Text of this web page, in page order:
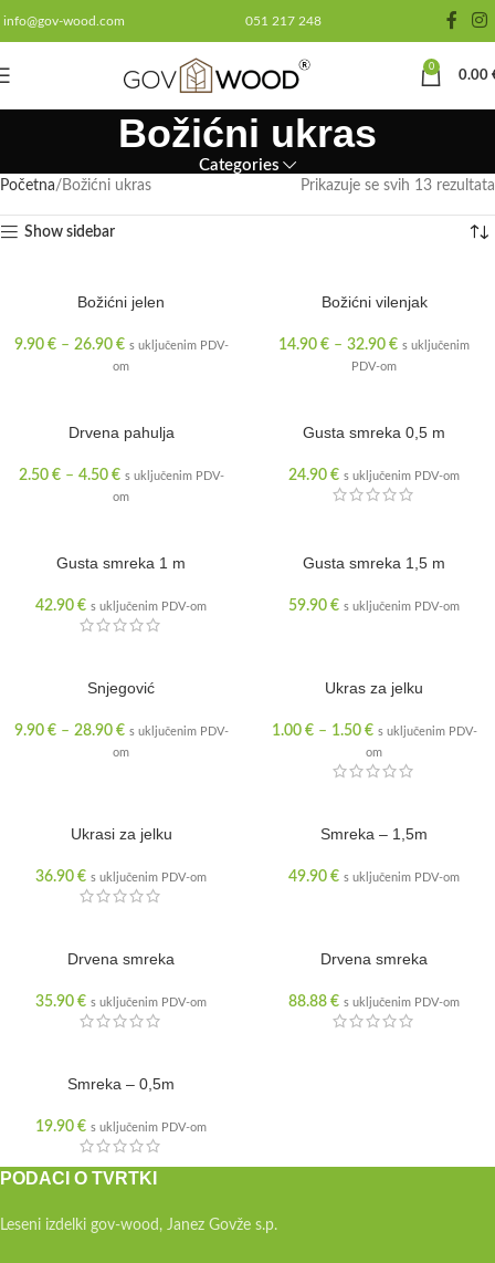
info@gov-wood.com 051 217 248
0
0.00
Božićni ukras
Categories
Početna Božićni ukras Prikazuje se svih 13 rezultata
Show sidebar
Božićni jelen
9.90 € – 26.90 € s uključenim PDV-
om
Božićni vilenjak
14.90 € – 32.90 € s uključenim
PDV-om
Drvena pahulja
2.50 € – 4.50 € s uključenim PDV-
om
Gusta smreka 0,5 m
24.90 € s uključenim PDV-om
Gusta smreka 1 m
42.90 € s uključenim PDV-om
RASPRODANOGusta smreka 1,5 m
59.90 € s uključenim PDV-om
Snjegović
9.90 € – 28.90 € s uključenim PDV-
om
Ukras za jelku
1.00 € – 1.50 € s uključenim PDV-
om
Ukrasi za jelku
36.90 € s uključenim PDV-om
Smreka – 1,5m
49.90 € s uključenim PDV-om
RASPRODANODrvena smreka
35.90 € s uključenim PDV-om
RASPRODANODrvena smreka
88.88 € s uključenim PDV-om
Smreka – 0,5m
19.90 € s uključenim PDV-om
PODACI O TVRTKI
Leseni izdelki gov-wood, Janez Govže s.p.